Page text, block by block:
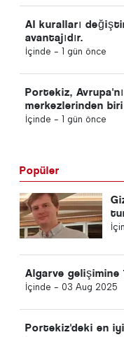
AI kuralları
avantajıdır.
İçinde - 1 gün önce
Portekiz,
merkezlerinden
İçinde - 1 gün önce
Popüler
Algarve gelişimine
İçinde - 03 Aug 2025
Portekiz'deki en